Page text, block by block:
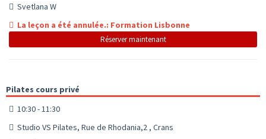
Svetlana W
La leçon a été annulée.: Formation Lisbonne
Réserver maintenant
Pilates cours privé
10:30 - 11:30
Studio VS Pilates, Rue de Rhodania,2 , Crans